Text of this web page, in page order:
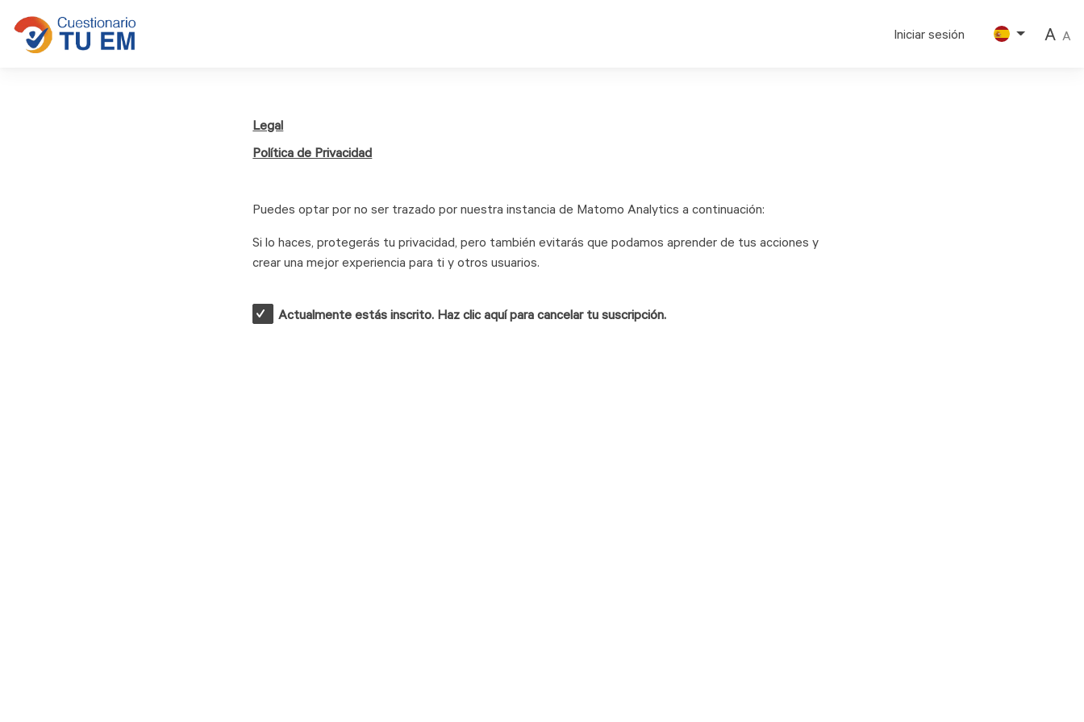
Iniciar sesión A A
Legal
Política de Privacidad
Puedes optar por no ser trazado por nuestra instancia de Matomo Analytics a continuación:
Si lo haces, protegerás tu privacidad, pero también evitarás que podamos aprender de tus acciones y
crear una mejor experiencia para ti y otros usuarios.
Actualmente estás inscrito. Haz clic aquí para cancelar tu suscripción.